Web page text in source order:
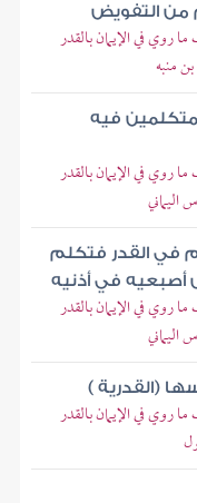
التفويض
روي في الإيمان بالقدر
منبه
فيه
روي في الإيمان بالقدر
في القدر فتكلم
في أذنيه
روي في الإيمان بالقدر
(القدرية )
روي في الإيمان بالقدر